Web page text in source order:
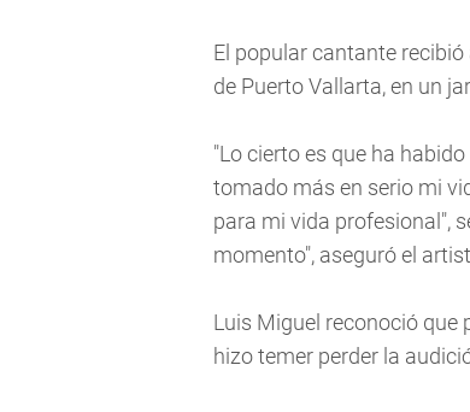
El popular cantante
de Puerto Vallarta, en un
"Lo cierto es que ha
tomado más en serio mi
para mi vida profesional",
momento", aseguró el
Luis Miguel reconoció que
hizo temer perder la